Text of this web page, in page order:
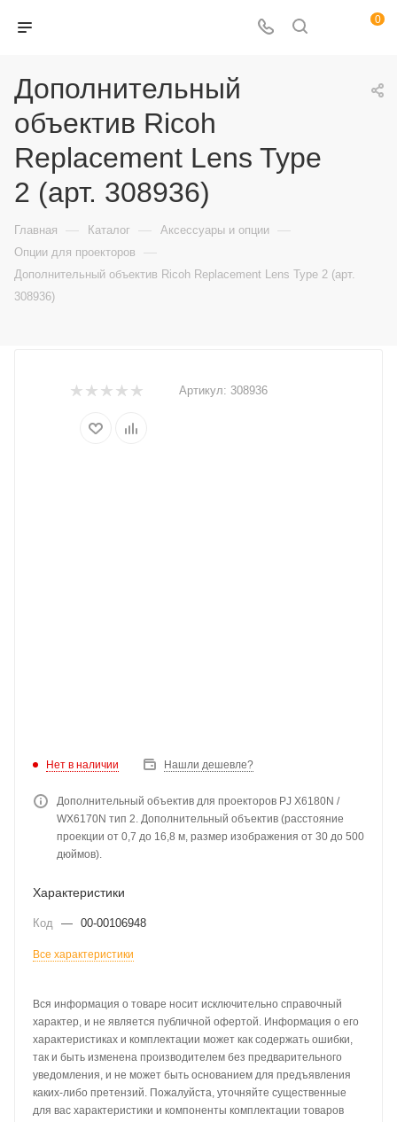
0
Дополнительный
объектив Ricoh
Replacement Lens Type
2 (арт. 308936)
Главная — Каталог — Аксессуары и опции —
Опции для проекторов —
Дополнительный объектив Ricoh Replacement Lens Type 2 (арт.
308936)
Артикул: 308936
Нет в наличии Нашли дешевле?
Дополнительный объектив для проекторов PJ X6180N /
WX6170N тип 2. Дополнительный объектив (расстояние
проекции от 0,7 до 16,8 м, размер изображения от 30 до 500
дюймов).
Характеристики
Код — 00-00106948
Все характеристики
Вся информация о товаре носит исключительно справочный
характер, и не является публичной офертой. Информация о его
характеристиках и комплектации может как содержать ошибки,
так и быть изменена производителем без предварительного
уведомления, и не может быть основанием для предъявления
каких-либо претензий. Пожалуйста, уточняйте существенные
для вас характеристики и компоненты комплектации товаров